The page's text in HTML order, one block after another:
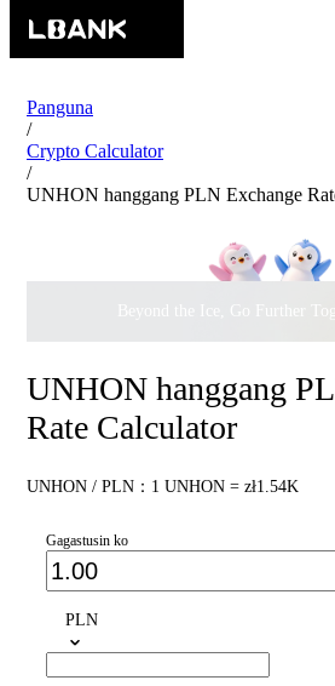
Panguna
/
Crypto Calculator
/
UNHON hanggang PLN Exchange
Beyond the Ice, Go Further
UNHON hanggang
Rate Calculator
UNHON / PLN：1 UNHON = zł1.54K
Gagastusin ko
PLN